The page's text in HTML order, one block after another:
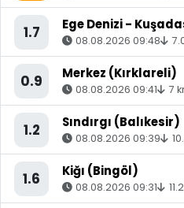
1.7 08.08.2026 09:48
0.9 Merkez (Kırklareli)
08.08.2026 09:41 7
1.2 Sındırgı (Balıkesir)
08.08.2026 09:39
1.6 Kiğı (Bingöl)
08.08.2026 09:31